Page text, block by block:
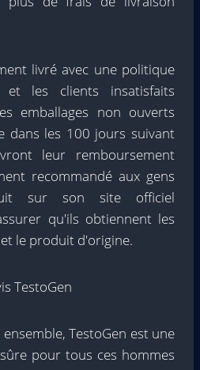
livré avec une politique
et les clients insatisfaits
emballages non ouverts
dans les 100 jours suivant
leur remboursement
recommandé aux gens
sur son site officiel
qu'ils obtiennent les
le produit d'origine.
TestoGen
TestoGen est une
pour tous ces hommes